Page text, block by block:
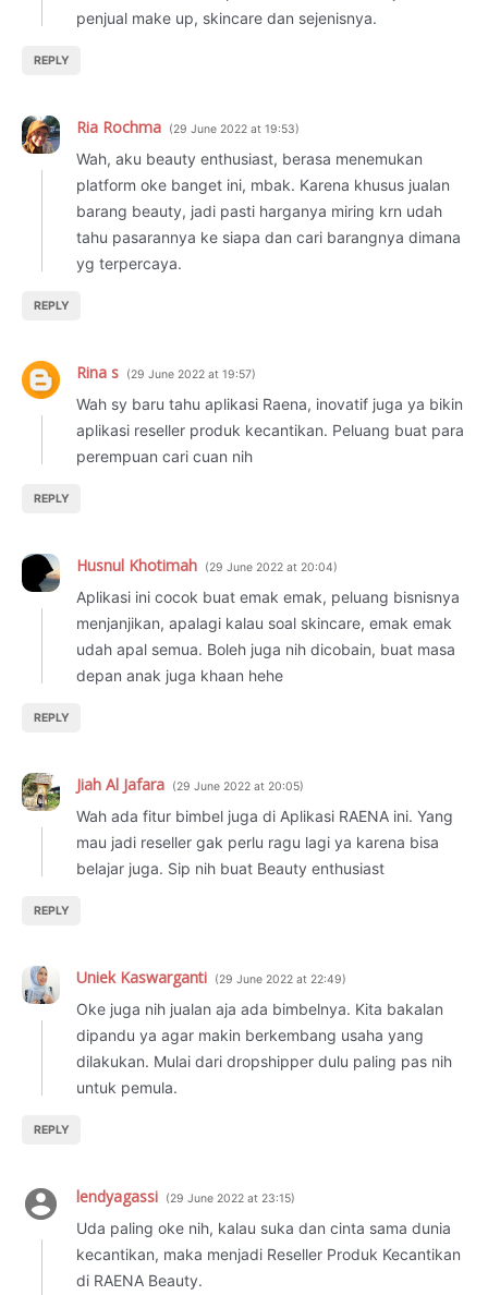
penjual make up, skincare dan sejenisnya.
REPLY
Ria Rochma 29 June 2022 at 19:53
Wah, aku beauty enthusiast, berasa menemukan
platform oke banget ini, mbak. Karena khusus jualan
barang beauty, jadi pasti harganya miring krn udah
tahu pasarannya ke siapa dan cari barangnya dimana
yg terpercaya.
REPLY
Rina s 29 June 2022 at 19:57
Wah sy baru tahu aplikasi Raena, inovatif juga ya bikin
aplikasi reseller produk kecantikan. Peluang buat para
perempuan cari cuan nih
REPLY
Husnul Khotimah 29 June 2022 at 20:04
Aplikasi ini cocok buat emak emak, peluang bisnisnya
menjanjikan, apalagi kalau soal skincare, emak emak
udah apal semua. Boleh juga nih dicobain, buat masa
depan anak juga khaan hehe
REPLY
Jiah Al Jafara 29 June 2022 at 20:05
Wah ada fitur bimbel juga di Aplikasi RAENA ini. Yang
mau jadi reseller gak perlu ragu lagi ya karena bisa
belajar juga. Sip nih buat Beauty enthusiast
REPLY
Uniek Kaswarganti 29 June 2022 at 22:49
Oke juga nih jualan aja ada bimbelnya. Kita bakalan
dipandu ya agar makin berkembang usaha yang
dilakukan. Mulai dari dropshipper dulu paling pas nih
untuk pemula.
REPLY
lendyagassi 29 June 2022 at 23:15
Uda paling oke nih, kalau suka dan cinta sama dunia
kecantikan, maka menjadi Reseller Produk Kecantikan
di RAENA Beauty.